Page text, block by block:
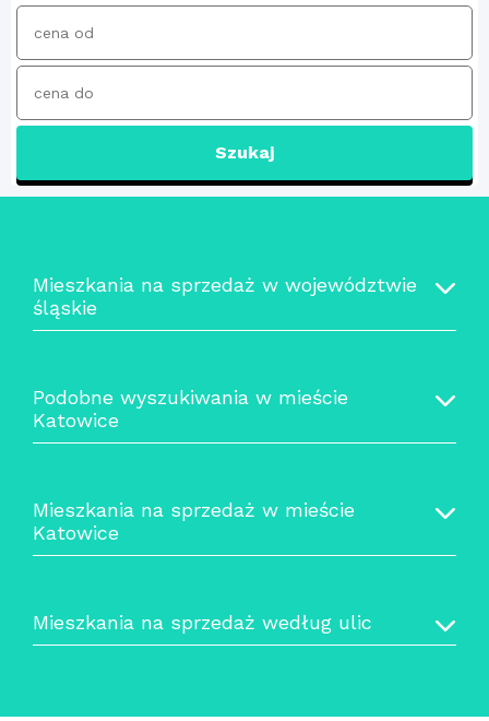
Szukaj
Mieszkania na sprzedaż w województwie
śląskie
Podobne wyszukiwania w mieście
Katowice
Mieszkania na sprzedaż w mieście
Katowice
Mieszkania na sprzedaż według ulic